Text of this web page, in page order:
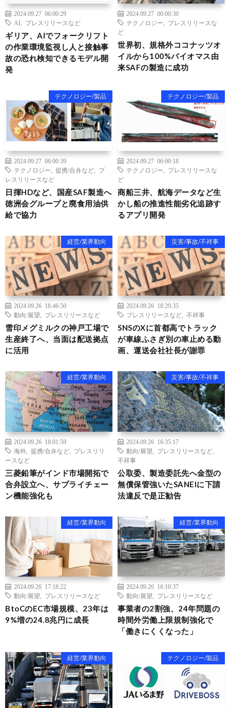
2024.09.27 06:00:29
AI
プレスリリースなど
ギリア、AIでフォークリフト
の作業環境監視し人と接触事
故の恐れ検知できるモデル開
発
2024.09.27 06:00:30
テクノロジー
プレスリリースな
ど
世界初、規格外ココナッツオ
イルから100%バイオマス由
来SAFの製造に成功
テクノロジー/製品
2024.09.27 06:00:39
テクノロジー
提携/合弁など
プ
レスリリースなど
日揮HDなど、国産SAF製造へ
徳洲会グループと廃食用油供
給で協力
テクノロジー/製品
2024.09.27 06:00:18
テクノロジー
プレスリリースな
ど
商船三井、航海データなど生
かし船の推進性能劣化追跡す
るアプリ開発
経営/業界動向
2024.09.26 18:46:50
動向/展望
プレスリリースなど
雪印メグミルクの神戸工場で
生産終了へ、当面は配送拠点
に活用
災害/事故/不祥事
2024.09.26 18:29:35
プレスリリースなど
不祥事
SNSのXに首都高でトラック
が車線ふさぎ別の車止める動
画、運送会社社長が謝罪
経営/業界動向
2024.09.26 18:01:59
海外
提携/合弁など
プレスリリ
ースなど
三菱鉛筆がインド市場開拓で
合弁設立へ、サプライチェー
ン機能強化も
災害/事故/不祥事
2024.09.26 16:35:17
動向/展望
プレスリリースなど
不祥事
公取委、製造委託先へ金型の
無償保管強いたSANEIに下請
法違反で是正勧告
経営/業界動向
2024.09.26 17:18:22
動向/展望
プレスリリースなど
BtoCのEC市場規模、23年は
9%増の24.8兆円に成長
経営/業界動向
2024.09.26 16:10:37
動向/展望
プレスリリースなど
事業者の2割強、24年問題の
時間外労働上限規制強化で
「働きにくくなった」
経営/業界動向 テクノロジー/製品